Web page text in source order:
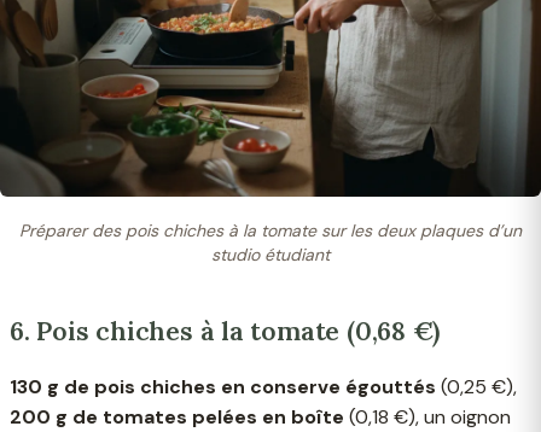
Préparer des pois chiches à la tomate sur les deux plaques d’un
studio étudiant
6. Pois chiches à la tomate (0,68 €)
130 g de pois chiches en conserve égouttés (0,25 €),
200 g de tomates pelées en boîte (0,18 €), un oignon